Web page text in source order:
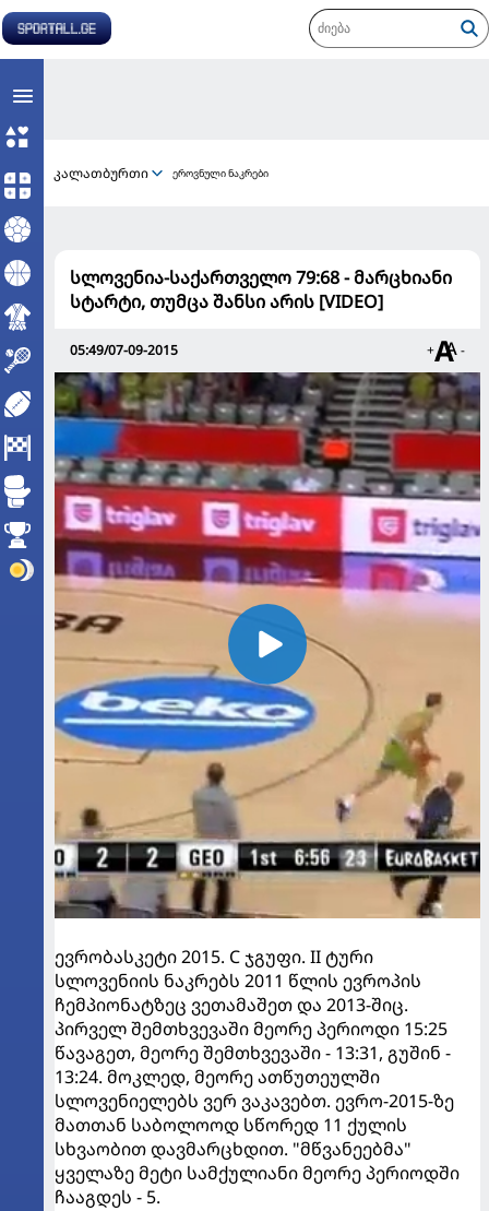
კალათბურთი ეროვნული ნაკრები
სლოვენია-საქართველო 79:68 - მარცხიანი
სტარტი, თუმცა შანსი არის [VIDEO]
05:49/07-09-2015 + -
ევრობასკეტი 2015. C ჯგუფი. II ტური
სლოვენიის ნაკრებს 2011 წლის ევროპის
ჩემპიონატზეც ვეთამაშეთ და 2013-შიც.
პირველ შემთხვევაში მეორე პერიოდი 15:25
წავაგეთ, მეორე შემთხვევაში - 13:31, გუშინ -
13:24. მოკლედ, მეორე ათწუთეულში
სლოვენიელებს ვერ ვაკავებთ. ევრო-2015-ზე
მათთან საბოლოოდ სწორედ 11 ქულის
სხვაობით დავმარცხდით. "მწვანეებმა"
ყველაზე მეტი სამქულიანი მეორე პერიოდში
ჩააგდეს - 5.